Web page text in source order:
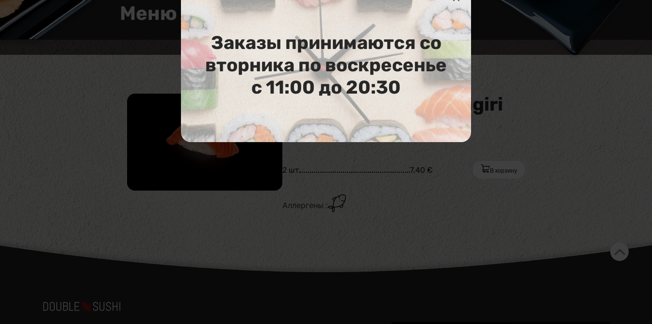
Меню
006. Smoked Sake Nigiri
Копчёный лосось
2 шт 7,40 € В корзину
Аллергены :
Заказы принимаются со
вторника по воскресенье
с 11:00 до 20:30